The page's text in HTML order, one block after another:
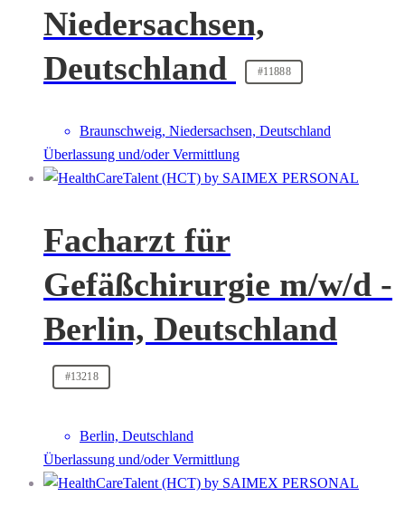
Niedersachsen,
Deutschland
#11888
Braunschweig, Niedersachsen, Deutschland
Überlassung und/oder Vermittlung
Facharzt für
Gefäßchirurgie m/w/d -
Berlin, Deutschland
#13218
Berlin, Deutschland
Überlassung und/oder Vermittlung